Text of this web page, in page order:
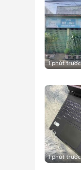
1 phút trước
1 phút trước